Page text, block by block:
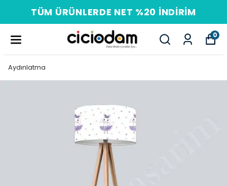
NET %20 İNDIRIM
0
Aydınlatma